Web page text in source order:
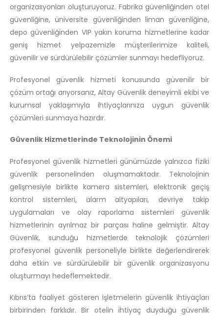
organizasyonları oluşturuyoruz. Fabrika güvenliğinden otel
güvenliğine, üniversite güvenliğinden liman güvenliğine,
depo güvenliğinden VIP yakın koruma hizmetlerine kadar
geniş hizmet yelpazemizle müşterilerimize kaliteli,
güvenilir ve sürdürülebilir çözümler sunmayı hedefliyoruz.
Profesyonel güvenlik hizmeti konusunda güvenilir bir
çözüm ortağı arıyorsanız, Altay Güvenlik deneyimli ekibi ve
kurumsal yaklaşımıyla ihtiyaçlarınıza uygun güvenlik
çözümleri sunmaya hazırdır.
Güvenlik Hizmetlerinde Teknolojinin Önemi
Profesyonel güvenlik hizmetleri günümüzde yalnızca fiziki
güvenlik personelinden oluşmamaktadır. Teknolojinin
gelişmesiyle birlikte kamera sistemleri, elektronik geçiş
kontrol sistemleri, alarm altyapıları, devriye takip
uygulamaları ve olay raporlama sistemleri güvenlik
hizmetlerinin ayrılmaz bir parçası haline gelmiştir. Altay
Güvenlik, sunduğu hizmetlerde teknolojik çözümleri
profesyonel güvenlik personeliyle birlikte değerlendirerek
daha etkin ve sürdürülebilir bir güvenlik organizasyonu
oluşturmayı hedeflemektedir.
Kıbrıs’ta faaliyet gösteren işletmelerin güvenlik ihtiyaçları
birbirinden farklıdır. Bir otelin ihtiyaç duyduğu güvenlik